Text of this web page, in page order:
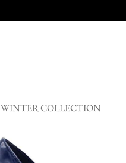
WINTER COLLECTION